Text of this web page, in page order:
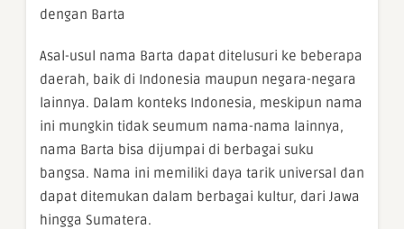
dengan Barta
Asal-usul nama Barta dapat ditelusuri ke beberapa
daerah, baik di Indonesia maupun negara-negara
lainnya. Dalam konteks Indonesia, meskipun nama
ini mungkin tidak seumum nama-nama lainnya,
nama Barta bisa dijumpai di berbagai suku
bangsa. Nama ini memiliki daya tarik universal dan
dapat ditemukan dalam berbagai kultur, dari Jawa
hingga Sumatera.